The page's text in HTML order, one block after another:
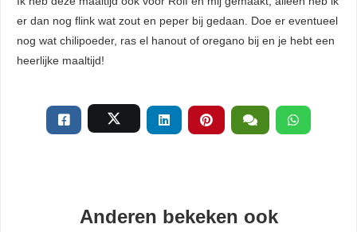
er dan nog flink wat zout en peper bij gedaan. Doe er eventueel
nog wat chilipoeder, ras el hanout of oregano bij en je hebt een
heerlijke maaltijd!
Anderen bekeken ook